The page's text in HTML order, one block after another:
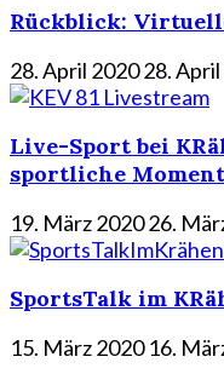
Rückblick:
28. April 202028.
Live-Sport bei
sportliche
19. März 202026.
SportsTalk im
15. März 2020 16.